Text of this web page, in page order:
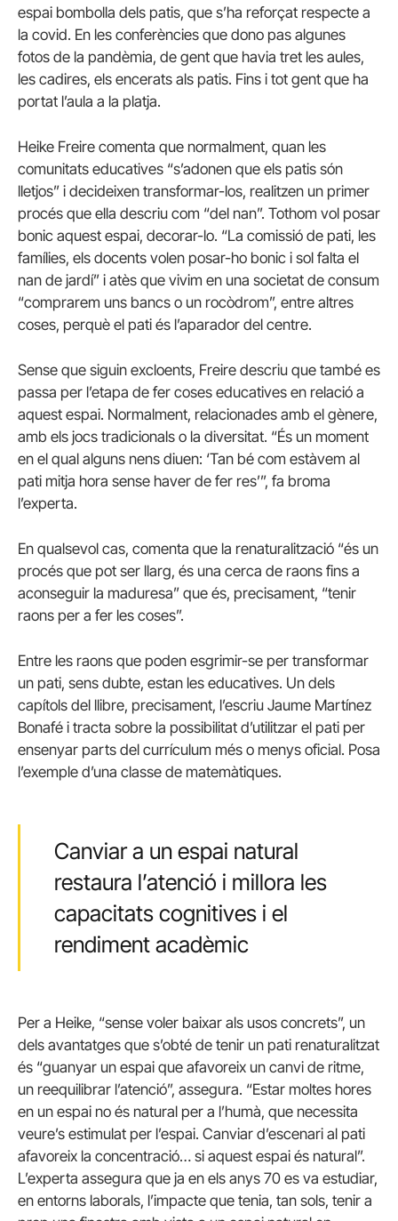
espai bombolla dels patis, que s’ha reforçat respecte a
la covid. En les conferències que dono pas algunes
fotos de la pandèmia, de gent que havia tret les aules,
les cadires, els encerats als patis. Fins i tot gent que ha
portat l’aula a la platja.
Heike Freire comenta que normalment, quan les
comunitats educatives “s’adonen que els patis són
lletjos” i decideixen transformar-los, realitzen un primer
procés que ella descriu com “del nan”. Tothom vol posar
bonic aquest espai, decorar-lo. “La comissió de pati, les
famílies, els docents volen posar-ho bonic i sol falta el
nan de jardí” i atès que vivim en una societat de consum
“comprarem uns bancs o un rocòdrom”, entre altres
coses, perquè el pati és l’aparador del centre.
Sense que siguin excloents, Freire descriu que també es
passa per l’etapa de fer coses educatives en relació a
aquest espai. Normalment, relacionades amb el gènere,
amb els jocs tradicionals o la diversitat. “És un moment
en el qual alguns nens diuen: ‘Tan bé com estàvem al
pati mitja hora sense haver de fer res’”, fa broma
l’experta.
En qualsevol cas, comenta que la renaturalització “és un
procés que pot ser llarg, és una cerca de raons fins a
aconseguir la maduresa” que és, precisament, “tenir
raons per a fer les coses”.
Entre les raons que poden esgrimir-se per transformar
un pati, sens dubte, estan les educatives. Un dels
capítols del llibre, precisament, l’escriu Jaume Martínez
Bonafé i tracta sobre la possibilitat d’utilitzar el pati per
ensenyar parts del currículum més o menys oficial. Posa
l’exemple d’una classe de matemàtiques.
Canviar a un espai natural
restaura l’atenció i millora les
capacitats cognitives i el
rendiment acadèmic
Per a Heike, “sense voler baixar als usos concrets”, un
dels avantatges que s’obté de tenir un pati renaturalitzat
és “guanyar un espai que afavoreix un canvi de ritme,
un reequilibrar l’atenció”, assegura. “Estar moltes hores
en un espai no és natural per a l’humà, que necessita
veure’s estimulat per l’espai. Canviar d’escenari al pati
afavoreix la concentració… si aquest espai és natural”.
L’experta assegura que ja en els anys 70 es va estudiar,
en entorns laborals, l’impacte que tenia, tan sols, tenir a